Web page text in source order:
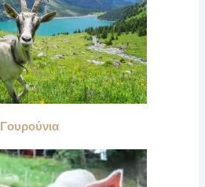
Γουρούνια